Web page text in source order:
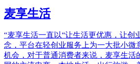
麦享生活
“麦享生活一直以“让生活更优惠，让创
念，平台在轻创业服务上为一大批小微
机会，对于普通消费者来说，麦享生活